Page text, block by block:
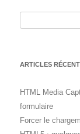
ARTICLES
HTML Media
formulaire
Forcer le